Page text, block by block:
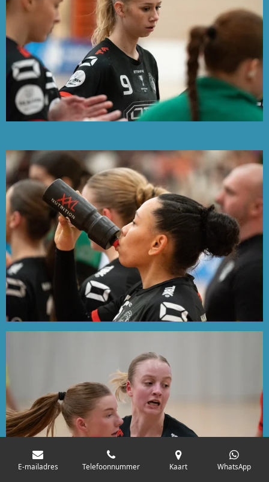
E-mailadres Telefoonnummer Kaart WhatsApp